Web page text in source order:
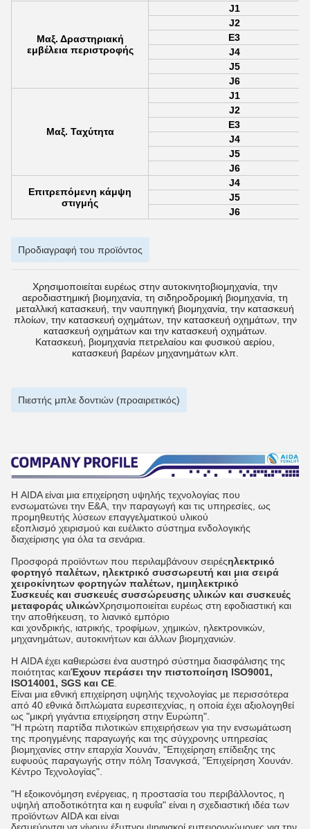
Μαξ. Δραστηριακή
εμβέλεια περιστροφής
J1
J2
Ε3
J4
J5
J6
Μαξ. Ταχύτητα
J1
J2
Ε3
J4
J5
J6
Επιτρεπόμενη κάμψη
στιγμής
J4
J5
J6
Προδιαγραφή του προϊόντος
Χρησιμοποιείται ευρέως στην αυτοκινητοβιομηχανία, την
αεροδιαστημική βιομηχανία, τη σιδηροδρομική βιομηχανία, τη
μεταλλική κατασκευή, την ναυπηγική βιομηχανία, την κατασκευή
πλοίων, την κατασκευή οχημάτων, την κατασκευή οχημάτων, την
κατασκευή οχημάτων και την κατασκευή οχημάτων.
Κατασκευή, βιομηχανία πετρελαίου και φυσικού αερίου,
κατασκευή βαρέων μηχανημάτων κλπ.